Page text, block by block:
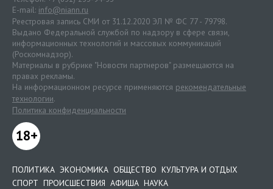
E-mail: info@niann.ru
Реестровая запись СМИ от 31.12.2020 ЭЛ № ФС 77 - 79798.
Выдано Федеральной службой по надзору в сфере связи,
информационных технологий и массовых коммуникаций
(Роскомнадзор).
Материалы в рубрике "Новости партнеров" размещаются на
правах рекламы.
На информационном ресурсе применяются рекомендательные
технологии.
Политика конфиденциальности
18+
ПОЛИТИКА ЭКОНОМИКА ОБЩЕСТВО КУЛЬТУРА И ОТДЫХ
СПОРТ ПРОИСШЕСТВИЯ АФИША НАУКА